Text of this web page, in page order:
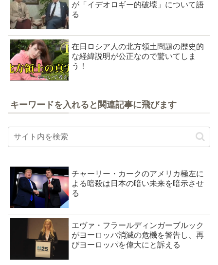
が「イデオロギー的破壊」について語
る
在日ロシア人の北方領土問題の歴史的
な経緯説明が公正なので驚いてしま
う！
キーワードを入れると関連記事に飛びます
チャーリー・カークのアメリカ極左に
よる暗殺は日本の暗い未来を暗示させ
る
エヴァ・フラールディンガーブルック
がヨーロッパ消滅の危機を警告し、再
びヨーロッパを偉大にと訴える